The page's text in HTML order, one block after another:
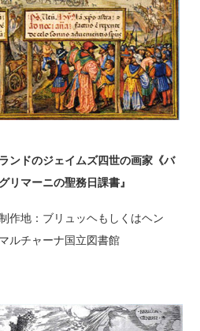
ンドのジェイムズ四世の画家《バ
リマーニの聖務日課書』
作地：ブリュッヘもしくはヘン
ルチャーナ国立図書館